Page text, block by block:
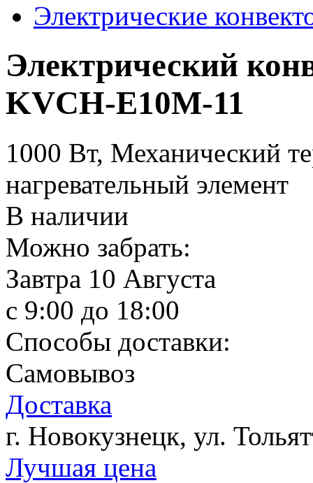
Электрические
Электрический
KVCH-E10M-11
1000 Вт, Механический
нагревательный элемент
В наличии
Можно забрать:
Завтра 10 Августа
c 9:00 до 18:00
Способы доставки:
Самовывоз
Доставка
г. Новокузнецк, ул.
Лучшая цена